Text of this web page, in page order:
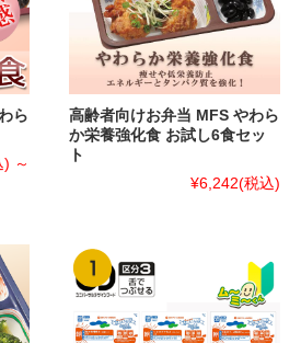
ら
) ～
高齢者向けお弁当 MFS やわら
か栄養強化食 お試し6食セッ
ト
¥6,242(税込)